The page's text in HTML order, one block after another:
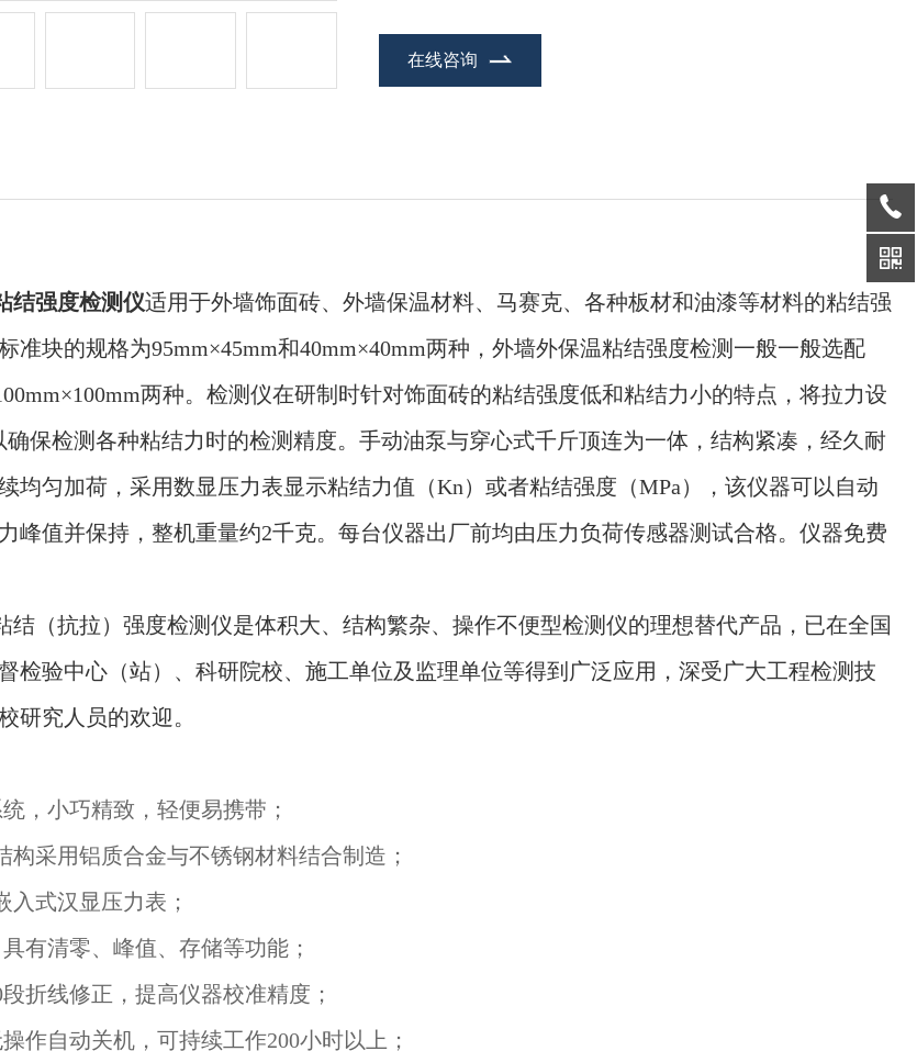
在线咨询
结强度检测仪适用于外墙饰面砖、外墙保温材料、马赛克、各种板材和油漆等材料的粘结强
准块的规格为95mm×45mm和40mm×40mm两种，外墙外保温粘结强度检测一般一般选配
两种。检测仪在研制时针对饰面砖的粘结强度低和粘结力小的特点，将拉力设
确保检测各种粘结力时的检测精度。手动油泵与穿心式千斤顶连为一体，结构紧凑，经久耐
均匀加荷，采用数显压力表显示粘结力值（Kn）或者粘结强度（MPa），该仪器可以自动
峰值并保持，整机重量约2千克。每台仪器出厂前均由压力负荷传感器测试合格。仪器免费
结（抗拉）强度检测仪是体积大、结构繁杂、操作不便型检测仪的理想替代产品，已在全国
检验中心（站）、科研院校、施工单位及监理单位等得到广泛应用，深受广大工程检测技
研究人员的欢迎。
，小巧精致，轻便易携带；
构采用铝质合金与不锈钢材料结合制造；
入式汉显压力表；
有清零、峰值、存储等功能；
折线修正，提高仪器校准精度；
作自动关机，可持续工作200小时以上；